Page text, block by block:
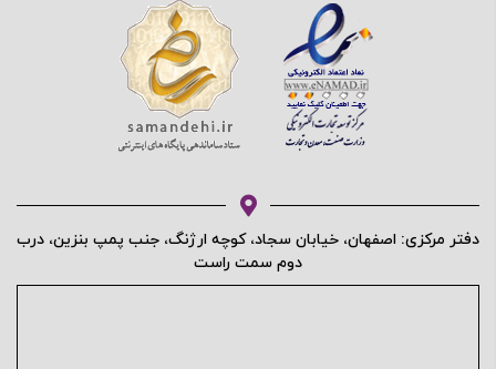
دفتر مرکزی: اصفهان، خیابان سجاد، کوچه ارژنگ، جنب پمپ بنزین، درب
دوم سمت راست